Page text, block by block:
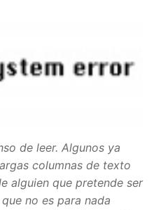
de leer. Algunos ya
columnas de texto
alguien que pretende ser
no es para nada